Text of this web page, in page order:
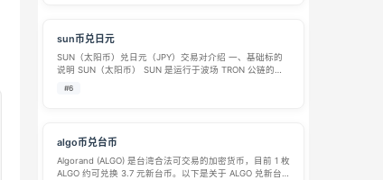
sun币兑日元
SUN（太阳币）兑日元（JPY）交易对介绍 一、基础标的
说明 SUN（太阳币） SUN 是运行于波场 TRON 公链的去
中心化加密代币，为 SUN.io 去中心化交易平台原生通证。
#6
algo币兑台币
Algorand (ALGO) 是台湾合法可交易的加密货币，目前 1 枚
ALGO 约可兑换 3.7 元新台币。以下是关于 ALGO 兑新台